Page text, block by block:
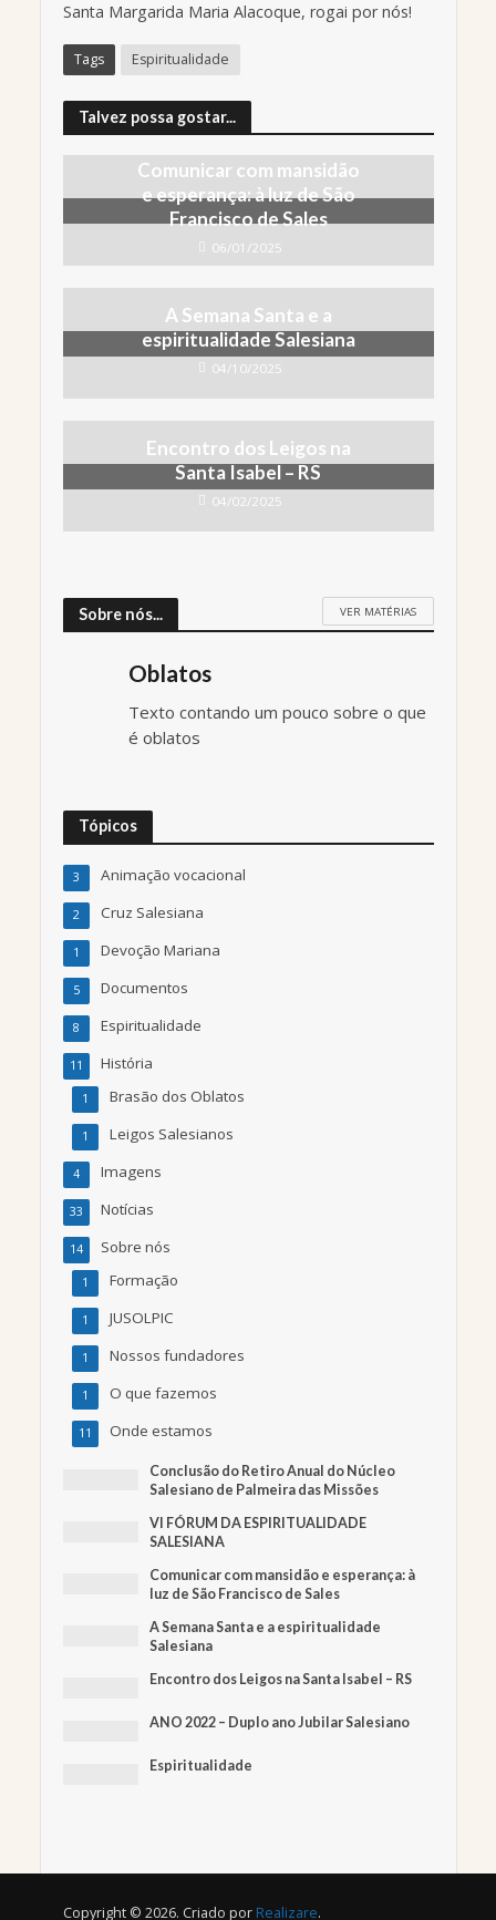
Santa Margarida Maria Alacoque, rogai por nós!
Tags Espiritualidade
Talvez possa gostar...
Comunicar com mansidão
e esperança: à luz de São
Francisco de Sales
06/01/2025
A Semana Santa e a
espiritualidade Salesiana
04/10/2025
Encontro dos Leigos na
Santa Isabel – RS
04/02/2025
Sobre nós... VER MATÉRIAS
Oblatos
Texto contando um pouco sobre o que
é oblatos
Tópicos
Animação vocacional
3
Cruz Salesiana
2
Devoção Mariana
1
Documentos
5
Espiritualidade
8
História
11
Brasão dos Oblatos
1
Leigos Salesianos
1
Imagens
4
Notícias
33
Sobre nós
14
Formação
1
JUSOLPIC
1
Nossos fundadores
1
O que fazemos
1
Onde estamos
11
Conclusão do Retiro Anual do Núcleo
Salesiano de Palmeira das Missões
VI FÓRUM DA ESPIRITUALIDADE
SALESIANA
Comunicar com mansidão e esperança: à
luz de São Francisco de Sales
A Semana Santa e a espiritualidade
Salesiana
Encontro dos Leigos na Santa Isabel – RS
ANO 2022 – Duplo ano Jubilar Salesiano
Espiritualidade
Copyright © 2026. Criado por Realizare.